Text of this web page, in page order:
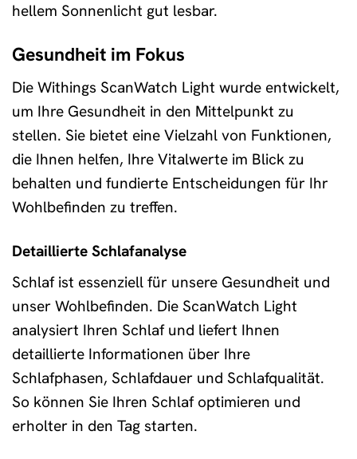
hellem Sonnenlicht gut lesbar.
Gesundheit im Fokus
Die Withings ScanWatch Light wurde entwickelt,
um Ihre Gesundheit in den Mittelpunkt zu
stellen. Sie bietet eine Vielzahl von Funktionen,
die Ihnen helfen, Ihre Vitalwerte im Blick zu
behalten und fundierte Entscheidungen für Ihr
Wohlbefinden zu treffen.
Detaillierte Schlafanalyse
Schlaf ist essenziell für unsere Gesundheit und
unser Wohlbefinden. Die ScanWatch Light
analysiert Ihren Schlaf und liefert Ihnen
detaillierte Informationen über Ihre
Schlafphasen, Schlafdauer und Schlafqualität.
So können Sie Ihren Schlaf optimieren und
erholter in den Tag starten.